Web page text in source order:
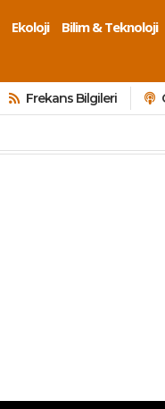
Ekoloji
Bilim & Teknoloji
Frekans Bilgileri